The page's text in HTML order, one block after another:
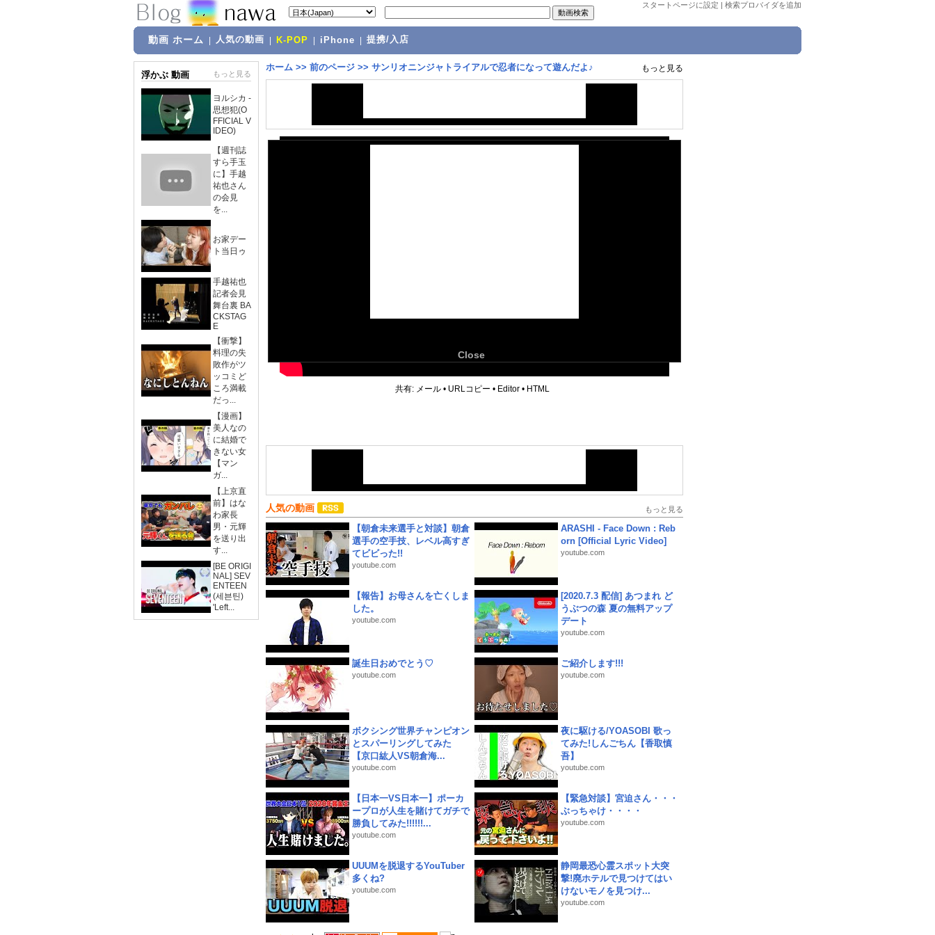
スタートページに設定 | 検索プロバイダを追加
動画 ホーム 人気の動画 K-POP iPhone 提携/入店
浮かぶ 動画 もっと見る
ヨルシカ -
思想犯(O
FFICIAL V
IDEO)
【週刊誌
すら手玉
に】手越
祐也さん
の会見
を...
お家デー
ト当日ゥ
手越祐也
記者会見
舞台裏 BA
CKSTAG
E
【衝撃】
料理の失
敗作がツ
ッコミど
ころ満載
だっ...
【漫画】
美人なの
に結婚で
きない女
【マン
ガ...
【上京直
前】はな
わ家長
男・元輝
を送り出
す...
[BE ORIGI
NAL] SEV
ENTEEN
(세븐틴)
'Left...
ホーム >> 前のページ >> サンリオニンジャトライアルで忍者になって遊んだよ♪ もっと見る
Close
共有: メール • URLコピー • Editor • HTML
人気の動画 もっと見る
【朝倉未来選手と対談】朝倉
選手の空手技、レベル高すぎ
てビビった!!
youtube.com
ARASHI - Face Down : Reb
orn [Official Lyric Video]
youtube.com
【報告】お母さんを亡くしま
した。
youtube.com
[2020.7.3 配信] あつまれ ど
うぶつの森 夏の無料アップ
デート
youtube.com
誕生日おめでとう♡
youtube.com
ご紹介します!!!
youtube.com
ボクシング世界チャンピオン
とスパーリングしてみた
【京口紘人VS朝倉海...
youtube.com
夜に駆ける/YOASOBI 歌っ
てみた!しんごちん【香取慎
吾】
youtube.com
【日本一VS日本一】ポーカ
ープロが人生を賭けてガチで
勝負してみた!!!!!!...
youtube.com
【緊急対談】宮迫さん・・・
ぶっちゃけ・・・・
youtube.com
UUUMを脱退するYouTuber
多くね?
youtube.com
静岡最恐心霊スポット大突
撃!廃ホテルで見つけてはい
けないモノを見つけ...
youtube.com